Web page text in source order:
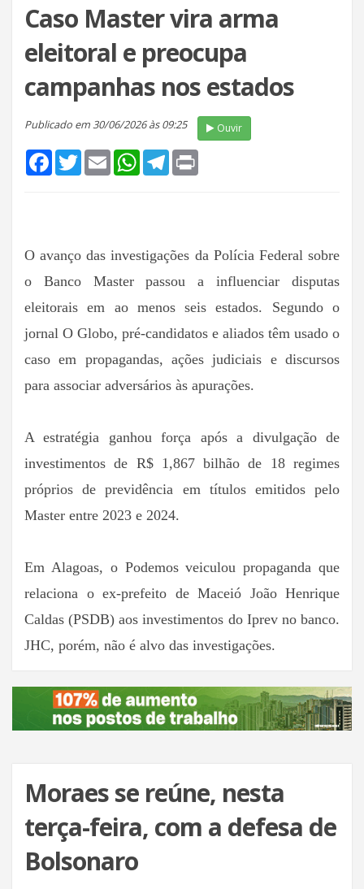
Caso Master vira arma
eleitoral e preocupa
campanhas nos estados
Publicado em 30/06/2026 às 09:25 Ouvir
FacebookTwitterEmail WhatsApp
Telegram
O avanço das investigações da Polícia Federal sobre
o Banco Master passou a influenciar disputas
eleitorais em ao menos seis estados. Segundo o
jornal O Globo, pré-candidatos e aliados têm usado o
caso em propagandas, ações judiciais e discursos
para associar adversários às apurações.
A estratégia ganhou força após a divulgação de
investimentos de R$ 1,867 bilhão de 18 regimes
próprios de previdência em títulos emitidos pelo
Master entre 2023 e 2024.
Em Alagoas, o Podemos veiculou propaganda que
relaciona o ex-prefeito de Maceió João Henrique
Caldas (PSDB) aos investimentos do Iprev no banco.
JHC, porém, não é alvo das investigações.
Moraes se reúne, nesta
terça-feira, com a defesa de
Bolsonaro